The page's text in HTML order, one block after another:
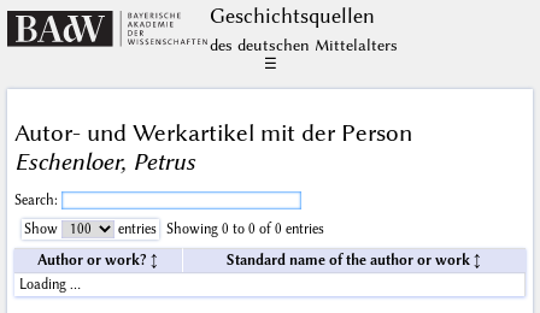
Geschichts­quellen
des deutschen Mittelalters
☰
Autor- und Werkartikel mit der Person
Eschenloer, Petrus
Search:
Show
entries
Showing 0 to 0 of 0 entries
Author or work?
Standard name of the author or work
Loading …